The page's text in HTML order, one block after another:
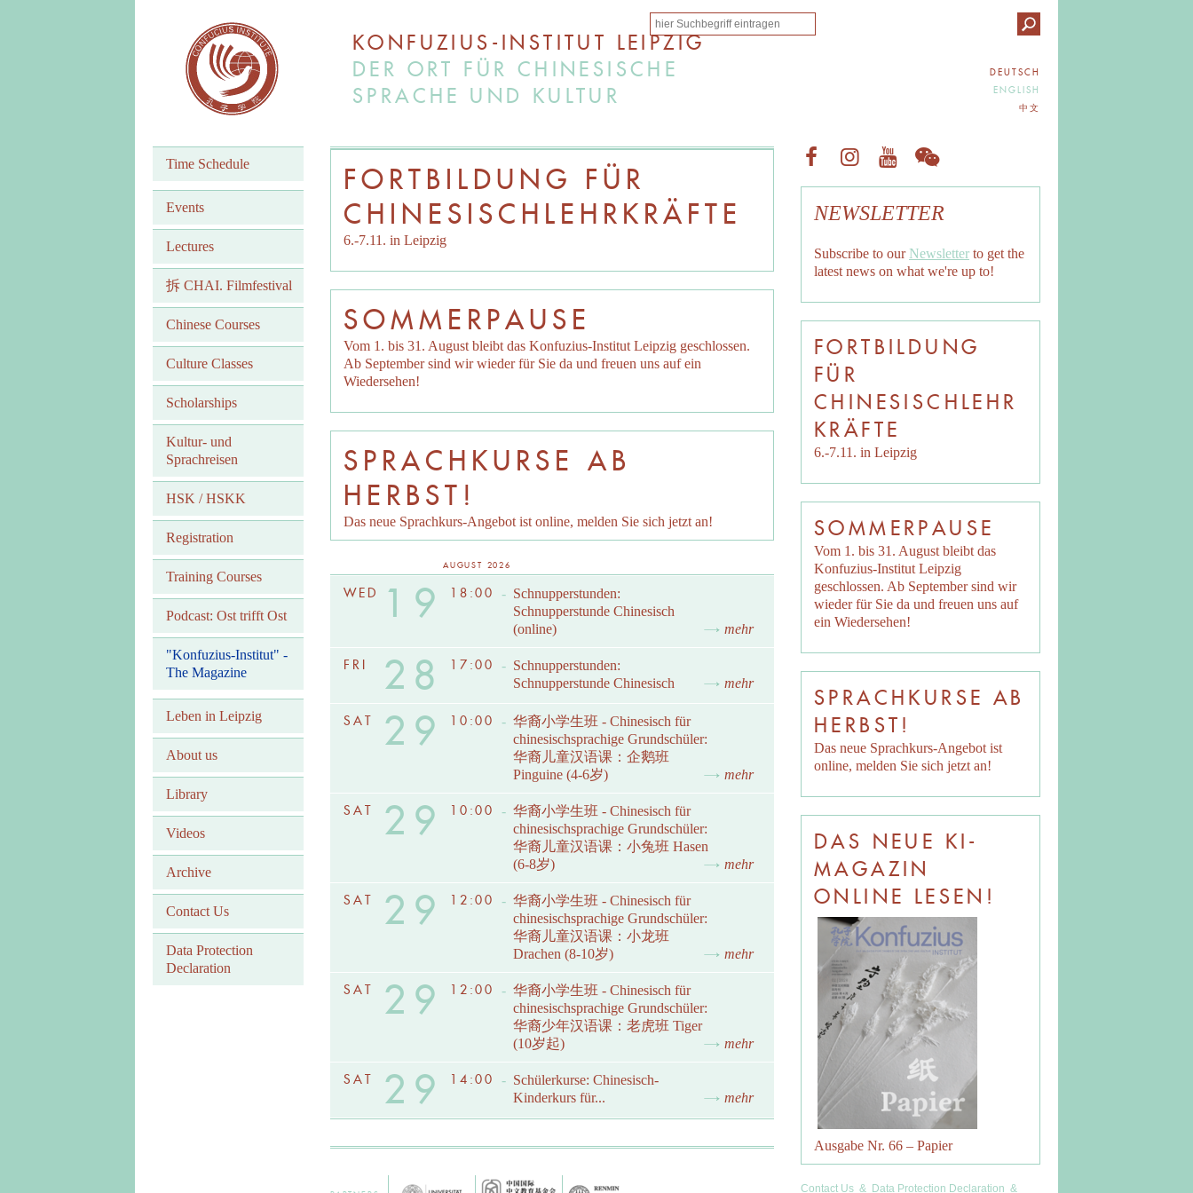
KONFUZIUS-INSTITUT LEIPZIG
DER ORT FÜR CHINESISCHE
SPRACHE UND KULTUR
DEUTSCH
ENGLISH
中文
Time Schedule
Events
Lectures
拆 CHAI. Filmfestival
Chinese Courses
Culture Classes
Scholarships
Kultur- und
Sprachreisen
HSK / HSKK
Registration
Training Courses
Podcast: Ost trifft Ost
"Konfuzius-Institut" -
The Magazine
Leben in Leipzig
About us
Library
Videos
Archive
Contact Us
Data Protection
Declaration
FORTBILDUNG FÜR
CHINESISCHLEHRKRÄFTE
6.-7.11. in Leipzig
SOMMERPAUSE
Vom 1. bis 31. August bleibt das Konfuzius-Institut Leipzig geschlossen.
Ab September sind wir wieder für Sie da und freuen uns auf ein
Wiedersehen!
SPRACHKURSE AB
HERBST!
Das neue Sprachkurs-Angebot ist online, melden Sie sich jetzt an!
AUGUST 2026
WED 19 18:00 - Schnupperstunden:
Schnupperstunde Chinesisch
(online)
mehr
FRI 28 17:00 - Schnupperstunden:
Schnupperstunde Chinesisch
mehr
SAT 29 10:00 - 华裔小学生班 - Chinesisch für
chinesischsprachige Grundschüler:
华裔儿童汉语课：企鹅班
Pinguine (4-6岁)
mehr
SAT 29 10:00 - 华裔小学生班 - Chinesisch für
chinesischsprachige Grundschüler:
华裔儿童汉语课：小兔班 Hasen
(6-8岁)
mehr
SAT 29 12:00 - 华裔小学生班 - Chinesisch für
chinesischsprachige Grundschüler:
华裔儿童汉语课：小龙班
Drachen (8-10岁)
mehr
SAT 29 12:00 - 华裔小学生班 - Chinesisch für
chinesischsprachige Grundschüler:
华裔少年汉语课：老虎班 Tiger
(10岁起)
mehr
SAT 29 14:00 - Schülerkurse: Chinesisch-
Kinderkurs für...
mehr
NEWSLETTER
Subscribe to our Newsletter to get the
latest news on what we're up to!
FORTBILDUNG
FÜR
CHINESISCHLEHR
KRÄFTE
6.-7.11. in Leipzig
SOMMERPAUSE
Vom 1. bis 31. August bleibt das
Konfuzius-Institut Leipzig
geschlossen. Ab September sind wir
wieder für Sie da und freuen uns auf
ein Wiedersehen!
SPRACHKURSE AB
HERBST!
Das neue Sprachkurs-Angebot ist
online, melden Sie sich jetzt an!
DAS NEUE KI-
MAGAZIN
ONLINE LESEN!
Ausgabe Nr. 66 – Papier
Contact Us & Data Protection Declaration &